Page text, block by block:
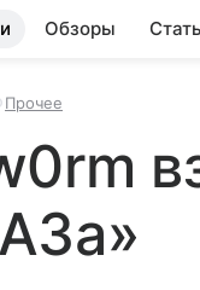
Обзоры
Прочее